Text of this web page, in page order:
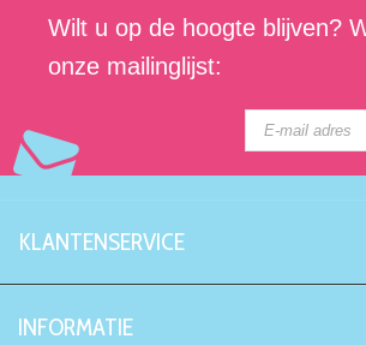
Wilt u op de hoogte blijven?
onze mailinglijst:
KLANTENSERVICE
INFORMATIE